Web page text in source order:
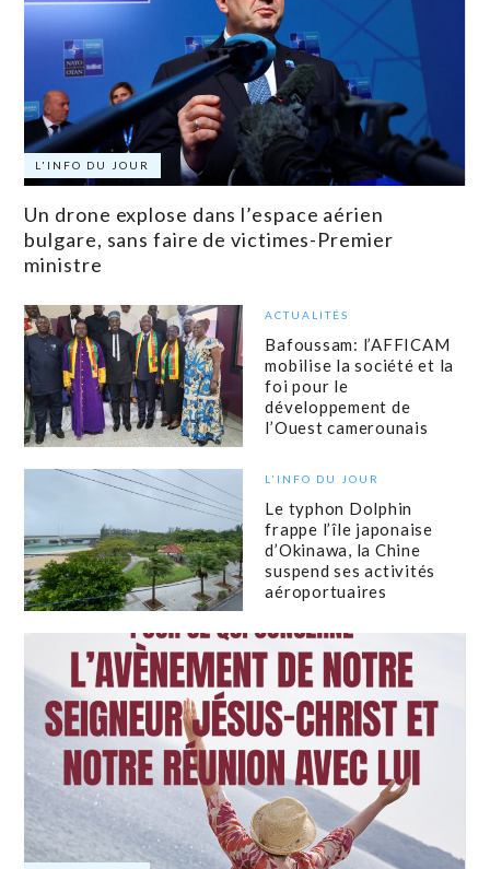
L'INFO DU JOUR
Un drone explose dans l’espace aérien
bulgare, sans faire de victimes-Premier
ministre
ACTUALITÉS
Bafoussam: l’AFFICAM
mobilise la société et la
foi pour le
développement de
l’Ouest camerounais
L'INFO DU JOUR
Le typhon Dolphin
frappe l’île japonaise
d’Okinawa, la Chine
suspend ses activités
aéroportuaires